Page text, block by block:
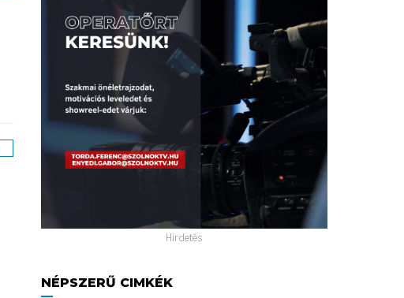
Hirdetés
NÉPSZERŰ CIMKÉK